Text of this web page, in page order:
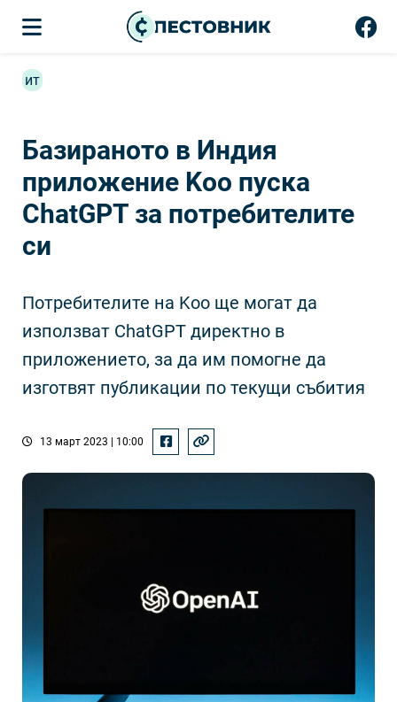
ит
Базираното в Индия
приложение Koo пуска
ChatGPT за потребителите
си
Потребителите на Koo ще могат да
използват ChatGPT директно в
приложението, за да им помогне да
изготвят публикации по текущи събития
13 март 2023 | 10:00